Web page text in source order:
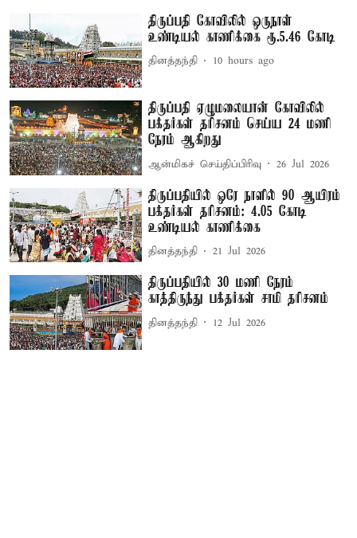
திருப்பதி கோவிலில் ஒருநாள்
உண்டியல் காணிக்கை ரூ.5.46 கோடி
தினத்தந்தி 10 hours ago
திருப்பதி ஏழுமலையான் கோவிலில்
பக்தர்கள் தரிசனம் செய்ய 24 மணி
நேரம் ஆகிறது
ஆன்மிகச் செய்திப்பிரிவு 26 Jul 2026
திருப்பதியில் ஒரே நாளில் 90 ஆயிரம்
பக்தர்கள் தரிசனம்: 4.05 கோடி
உண்டியல் காணிக்கை
தினத்தந்தி 21 Jul 2026
திருப்பதியில் 30 மணி நேரம்
காத்திருந்து பக்தர்கள் சாமி தரிசனம்
தினத்தந்தி 12 Jul 2026